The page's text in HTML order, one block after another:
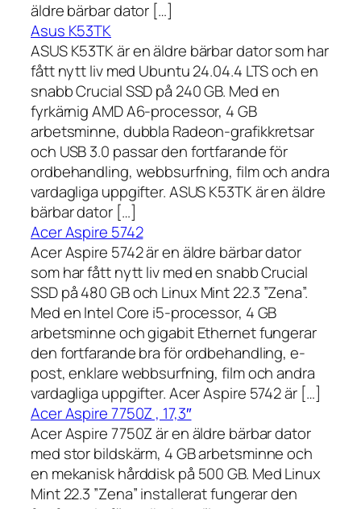
äldre bärbar dator […]
Asus K53TK
ASUS K53TK är en äldre bärbar dator som har
fått nytt liv med Ubuntu 24.04.4 LTS och en
snabb Crucial SSD på 240 GB. Med en
fyrkärnig AMD A6-processor, 4 GB
arbetsminne, dubbla Radeon-grafikkretsar
och USB 3.0 passar den fortfarande för
ordbehandling, webbsurfning, film och andra
vardagliga uppgifter. ASUS K53TK är en äldre
bärbar dator […]
Acer Aspire 5742
Acer Aspire 5742 är en äldre bärbar dator
som har fått nytt liv med en snabb Crucial
SSD på 480 GB och Linux Mint 22.3 ”Zena”.
Med en Intel Core i5-processor, 4 GB
arbetsminne och gigabit Ethernet fungerar
den fortfarande bra för ordbehandling, e-
post, enklare webbsurfning, film och andra
vardagliga uppgifter. Acer Aspire 5742 är […]
Acer Aspire 7750Z , 17,3″
Acer Aspire 7750Z är en äldre bärbar dator
med stor bildskärm, 4 GB arbetsminne och
en mekanisk hårddisk på 500 GB. Med Linux
Mint 22.3 ”Zena” installerat fungerar den